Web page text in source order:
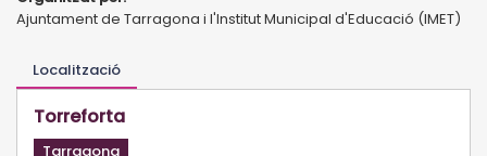
Ajuntament de Tarragona i l'Institut Municipal d'Educació (IMET)
Localització
Torreforta
Tarragona